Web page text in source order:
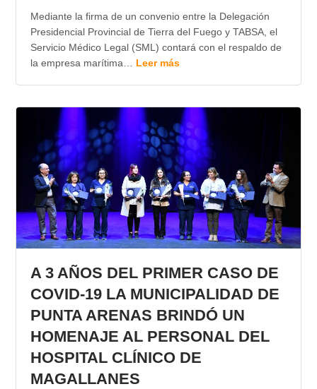
Mediante la firma de un convenio entre la Delegación
Presidencial Provincial de Tierra del Fuego y TABSA, el
Servicio Médico Legal (SML) contará con el respaldo de
la empresa marítima… Leer más
A 3 AÑOS DEL PRIMER CASO DE
COVID-19 LA MUNICIPALIDAD DE
PUNTA ARENAS BRINDÓ UN
HOMENAJE AL PERSONAL DEL
HOSPITAL CLÍNICO DE
MAGALLANES